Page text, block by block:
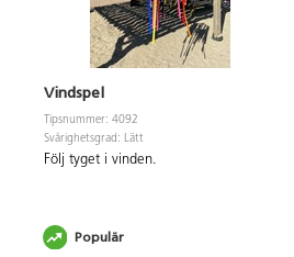
Vindspel
Tipsnummer: 4092
Svårighetsgrad: Lätt
Följ tyget i vinden.
Populär